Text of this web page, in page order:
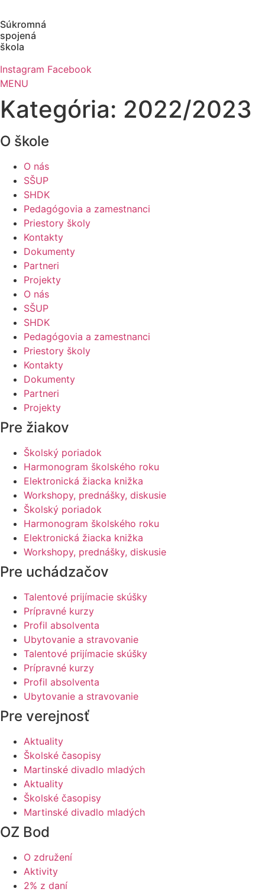
na
obsah
Súkromná
spojená
škola
Instagram Facebook
MENU
Kategória: 2022/2023
O škole
O nás
SŠUP
SHDK
Pedagógovia a zamestnanci
Priestory školy
Kontakty
Dokumenty
Partneri
Projekty
O nás
SŠUP
SHDK
Pedagógovia a zamestnanci
Priestory školy
Kontakty
Dokumenty
Partneri
Projekty
Pre žiakov
Školský poriadok
Harmonogram školského roku
Elektronická žiacka knižka
Workshopy, prednášky, diskusie
Školský poriadok
Harmonogram školského roku
Elektronická žiacka knižka
Workshopy, prednášky, diskusie
Pre uchádzačov
Talentové prijímacie skúšky
Prípravné kurzy
Profil absolventa
Ubytovanie a stravovanie
Talentové prijímacie skúšky
Prípravné kurzy
Profil absolventa
Ubytovanie a stravovanie
Pre verejnosť
Aktuality
Školské časopisy
Martinské divadlo mladých
Aktuality
Školské časopisy
Martinské divadlo mladých
OZ Bod
O združení
Aktivity
2% z daní